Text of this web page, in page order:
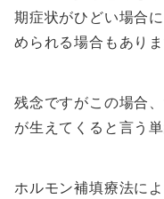
期症状がひどい場合
められる場合もありま
残念ですがこの場合
が生えてくると言う
ホルモン補填療法に